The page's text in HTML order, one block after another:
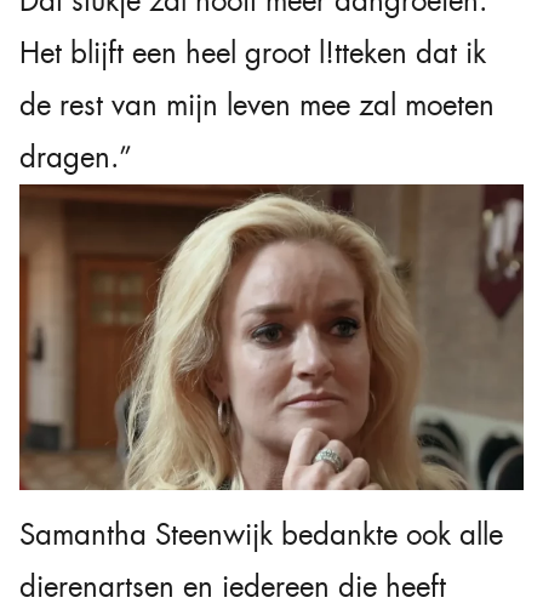
Het blijft een heel groot l!tteken dat ik
de rest van mijn leven mee zal moeten
dragen.”
Samantha Steenwijk bedankte ook alle
dierenartsen en iedereen die heeft